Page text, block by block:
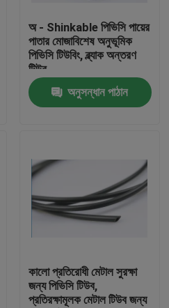
অ - Shinkable পিভিসি পায়ের
পাতার মোজাবিশেষ অনুভূমিক
পিভিসি টিউবিং, ব্ল্যাক অন্তরণ
টিউব
অনুসন্ধান পাঠান
কালো প্রতিরোধী মেটাল সুরক্ষা
জন্য পিভিসি টিউব,
প্রতিরক্ষামূলক মেটাল টিউব জন্য